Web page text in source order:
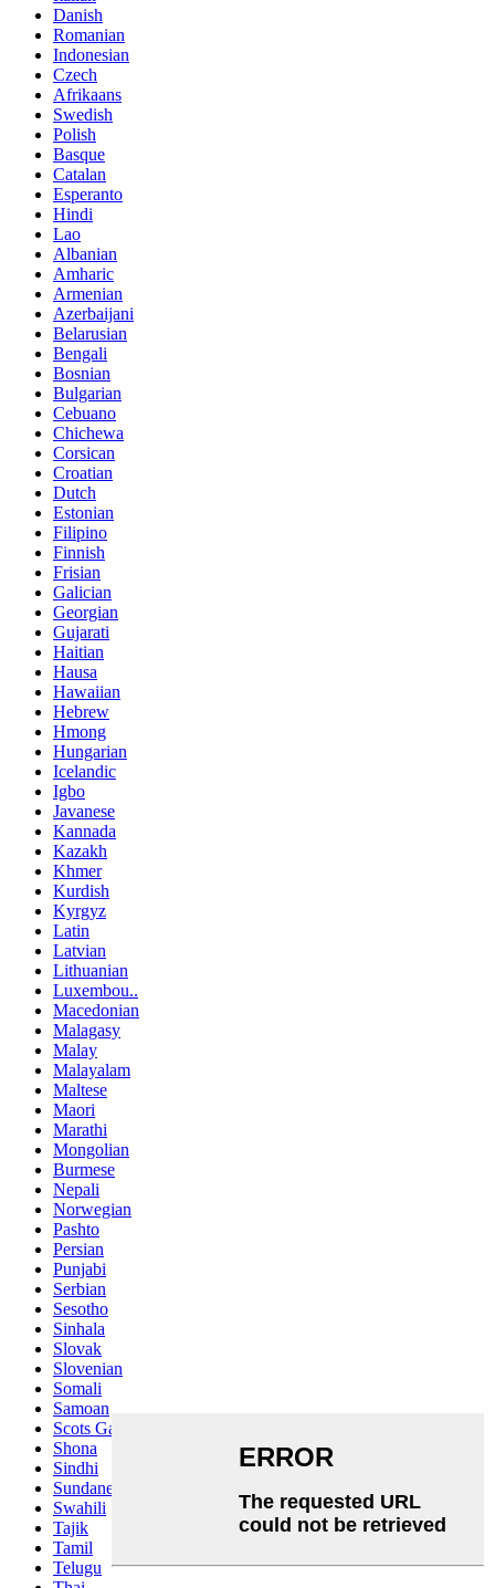
Danish
Romanian
Indonesian
Czech
Afrikaans
Swedish
Polish
Basque
Catalan
Esperanto
Hindi
Lao
Albanian
Amharic
Armenian
Azerbaijani
Belarusian
Bengali
Bosnian
Bulgarian
Cebuano
Chichewa
Corsican
Croatian
Dutch
Estonian
Filipino
Finnish
Frisian
Galician
Georgian
Gujarati
Haitian
Hausa
Hawaiian
Hebrew
Hmong
Hungarian
Icelandic
Igbo
Javanese
Kannada
Kazakh
Khmer
Kurdish
Kyrgyz
Latin
Latvian
Lithuanian
Luxembou..
Macedonian
Malagasy
Malay
Malayalam
Maltese
Maori
Marathi
Mongolian
Burmese
Nepali
Norwegian
Pashto
Persian
Punjabi
Serbian
Sesotho
Sinhala
Slovak
Slovenian
Somali
Samoan
Scots Gaelic
Shona
Sindhi
Sundanese
Swahili
Tajik
Tamil
Telugu